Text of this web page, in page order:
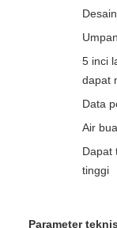
5 inci
dapat
Data
Air
Dapat
tinggi
Parameter teknis